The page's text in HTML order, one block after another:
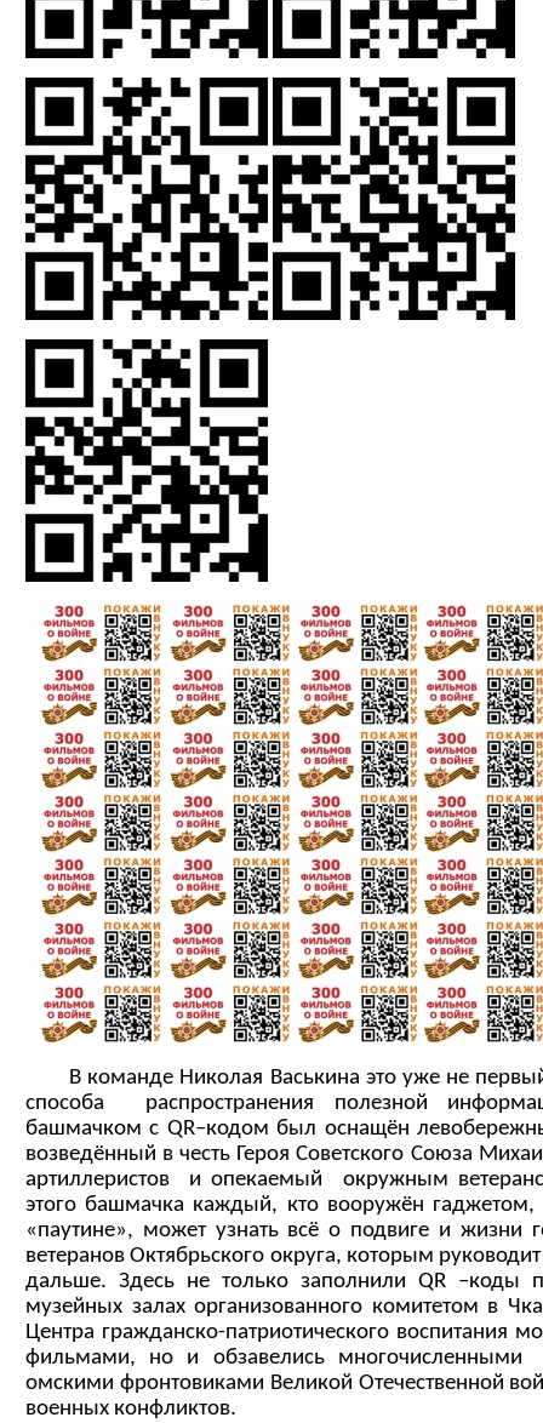
В команде Николая Васькина это уже не
способа распространения полезной
башмачком с QR–кодом был оснащён
возведённый в честь Героя Советского Союза
артиллеристов и опекаемый окружным
этого башмачка каждый, кто вооружён
«паутине», может узнать всё о подвиге и жизни
ветеранов Октябрьского округа, которым
дальше. Здесь не только заполнили QR –коды
музейных залах организованного комитетом в
Центра гражданско-патриотического воспитания
фильмами, но и обзавелись многочисленными
омскими фронтовиками Великой Отечественной
военных конфликтов.